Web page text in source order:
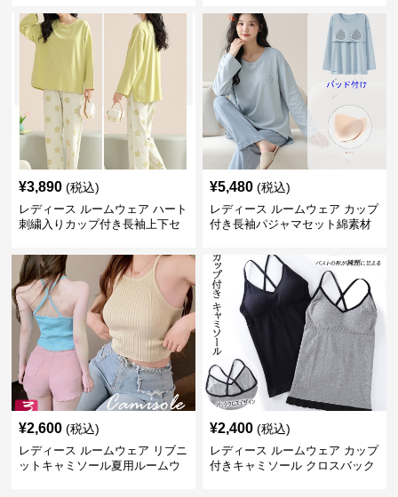
¥3,890 (税込)
レディース ルームウェア ハート
刺繍入りカップ付き長袖上下セ
¥5,480 (税込)
レディース ルームウェア カップ
付き長袖パジャマセット綿素材
¥2,600 (税込)
レディース ルームウェア リブニ
ットキャミソール夏用ルームウ
¥2,400 (税込)
レディース ルームウェア カップ
付きキャミソール クロスバック